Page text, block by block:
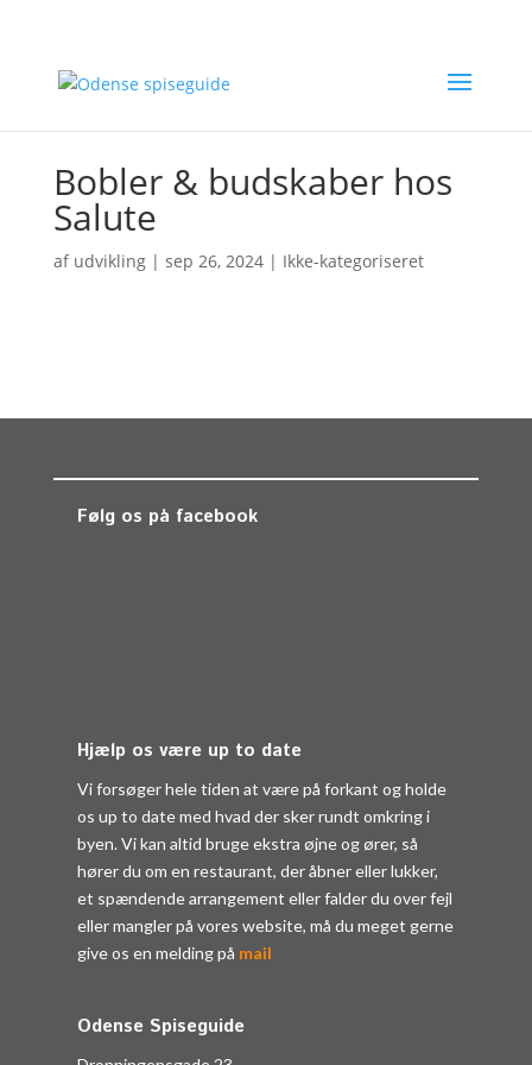
Bobler & budskaber hos
Salute
af udvikling| sep 26, 2024| Ikke-kategoriseret
Følg os på facebook
Hjælp os være up to date
Vi forsøger hele tiden at være på forkant og holde
os up to date med hvad der sker rundt omkring i
byen. Vi kan altid bruge ekstra øjne og ører, så
hører du om en restaurant, der åbner eller lukker,
et spændende arrangement eller falder du over fejl
eller mangler på vores website, må du meget gerne
give os en melding på mail
Odense Spiseguide